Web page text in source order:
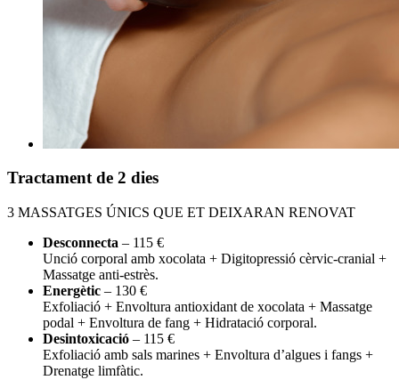
Tractament de 2 dies
3 MASSATGES ÚNICS QUE ET DEIXARAN RENOVAT
Desconnecta – 115 €
Unció corporal amb xocolata + Digitopressió cèrvic-cranial +
Massatge anti-estrès.
Energètic – 130 €
Exfoliació + Envoltura antioxidant de xocolata + Massatge
podal + Envoltura de fang + Hidratació corporal.
Desintoxicació – 115 €
Exfoliació amb sals marines + Envoltura d’algues i fangs +
Drenatge limfàtic.